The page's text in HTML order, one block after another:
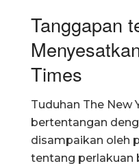
Tanggapan
Times
Tuduhan The New
bertentangan
disampaikan oleh
tentang perlakuan